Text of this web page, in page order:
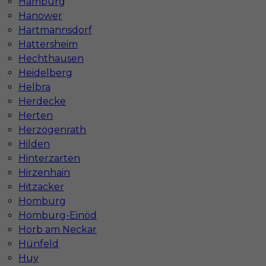
Hanower
Hartmannsdorf
Hattersheim
Hechthausen
Heidelberg
Helbra
Herdecke
Herten
Herzogenrath
Hilden
Hinterzarten
Hirzenhain
Hitzacker
Homburg
Homburg-Einöd
Horb am Neckar
Hünfeld
Huy
Mapa ofert pracy
Mapa kategorii
Informacje w sprawie pracy
Telefon:793-577-977
Dane firmy
In-Serv Team Sp. z o.o.
ul. Bóżnicza 15/6
61-751 Poznań, Polen
NIP: PL7831822725